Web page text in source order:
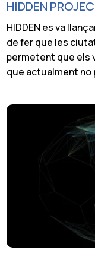
HIDDEN
HIDDEN es va
de fer que les
permetent que
que actualment no